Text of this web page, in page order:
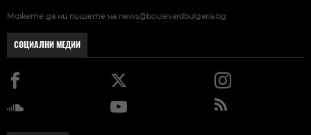
Можете да ни пишете на news@boulevardbulgaria.bg
СОЦИАЛНИ МЕДИИ